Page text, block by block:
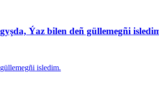
Ýaz bilen deñ güllemegñi
isledim.